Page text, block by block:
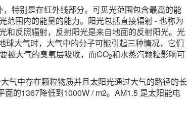
特别是在红外线部分。可见光范围包含最高的能
范围内的能量的能力。阳光包括直接辐射 - 也称为
和反照辐射，反射阳光是来自地面的反射阳光。光
球大气时，大气中的分子可能引起三种情况，它们
被大气的臭氧层吸收，而CO2和水蒸汽颗粒影响可
气中存在颗粒物质并且太阳光通过大气的路径的长
的1367降低到1000W / m2。AM1.5 是太阳能电